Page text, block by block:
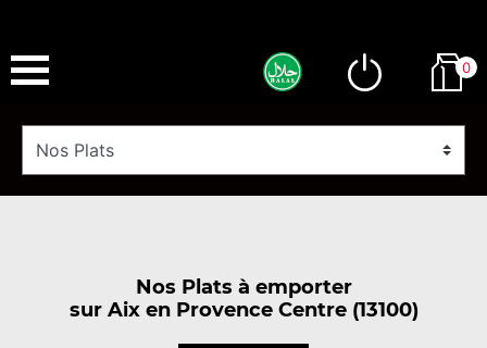
0
Nos Plats à emporter
sur Aix en Provence Centre (13100)